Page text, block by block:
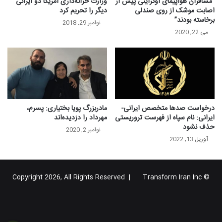
اصابت موشک از روی صندلی
برخاسته بودند”
می 22, 2020
دیگر را تحریم کرد
نوامبر 29, 2018
درخواست صدها متخصص ایرانی-
ایرانی: نام سپاه از فهرست تروریستی
حذف نشود
آوریل 13, 2022
مادربزرگ پویا بختیاری: پسرم،
مهرداد را دزدیده‌‌اند
نوامبر 2, 2020
© Copyright 2026, All Rights Reserved |
Transform Iran Inc